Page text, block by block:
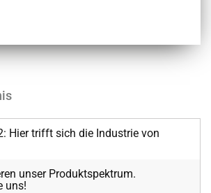
Hier trifft sich die Industrie von
unser Produktspektrum.
uns!